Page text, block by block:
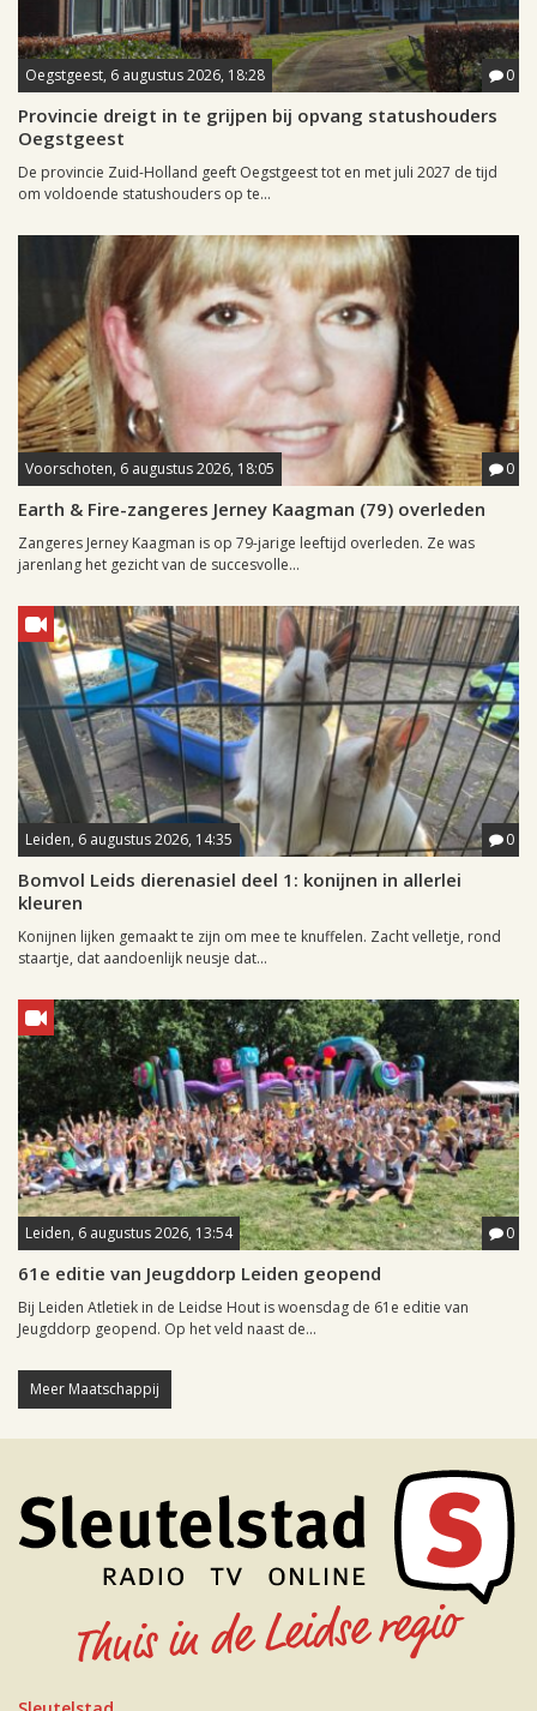
Oegstgeest, 6 augustus 2026, 18:28 0
Provincie dreigt in te grijpen bij opvang statushouders
Oegstgeest
De provincie Zuid-Holland geeft Oegstgeest tot en met juli 2027 de tijd
om voldoende statushouders op te...
Voorschoten, 6 augustus 2026, 18:05 0
Earth & Fire-zangeres Jerney Kaagman (79) overleden
Zangeres Jerney Kaagman is op 79-jarige leeftijd overleden. Ze was
jarenlang het gezicht van de succesvolle...
Leiden, 6 augustus 2026, 14:35 0
Bomvol Leids dierenasiel deel 1: konijnen in allerlei
kleuren
Konijnen lijken gemaakt te zijn om mee te knuffelen. Zacht velletje, rond
staartje, dat aandoenlijk neusje dat...
Leiden, 6 augustus 2026, 13:54 0
61e editie van Jeugddorp Leiden geopend
Bij Leiden Atletiek in de Leidse Hout is woensdag de 61e editie van
Jeugddorp geopend. Op het veld naast de...
Meer Maatschappij